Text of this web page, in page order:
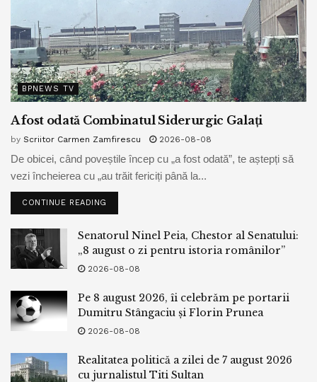
BPNEWS TV
A fost odată Combinatul Siderurgic Galați
by Scriitor Carmen Zamfirescu 2026-08-08
De obicei, când poveștile încep cu „a fost odată”, te aștepți să
vezi încheierea cu „au trăit fericiți până la...
CONTINUE READING
Senatorul Ninel Peia, Chestor al Senatului:
„8 august o zi pentru istoria românilor”
2026-08-08
Pe 8 august 2026, îi celebrăm pe portarii
Dumitru Stângaciu și Florin Prunea
2026-08-08
Realitatea politică a zilei de 7 august 2026
cu jurnalistul Titi Sultan